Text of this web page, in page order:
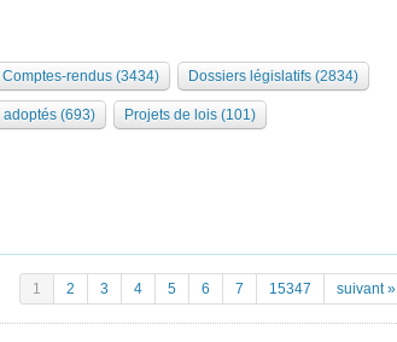
Comptes-rendus (3434) Dossiers législatifs (2834)
adoptés (693) Projets de lois (101)
1 2 3 4 5 6 7 15347 suivant »